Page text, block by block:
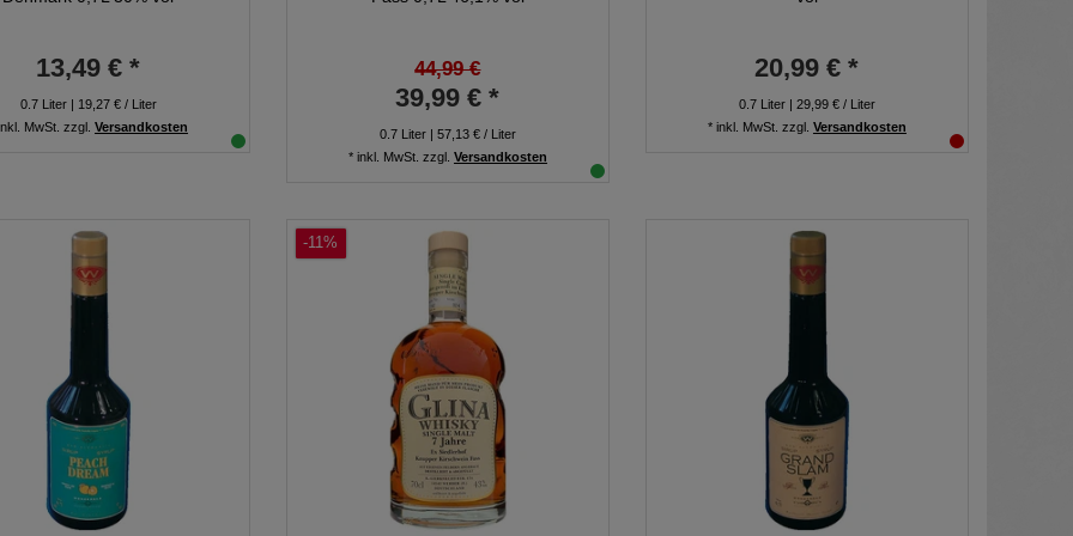
13,49 € *
0.7Liter| 19,27 € / Liter
MwSt. zzgl. Versandkosten
44,99 €
39,99 € *
0.7Liter| 57,13 € / Liter
* inkl. MwSt. zzgl. Versandkosten
20,99 € *
0.7Liter| 29,99 € / Liter
* inkl. MwSt. zzgl. Versandkosten
-11%